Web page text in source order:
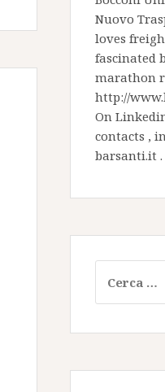
Nuovo
loves
fascinated
marathon
http://
On
contacts ,
barsanti.it .
per: